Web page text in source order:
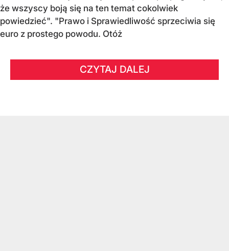
że wszyscy boją się na ten temat cokolwiek
powiedzieć". "Prawo i Sprawiedliwość sprzeciwia się
euro z prostego powodu. Otóż
CZYTAJ DALEJ